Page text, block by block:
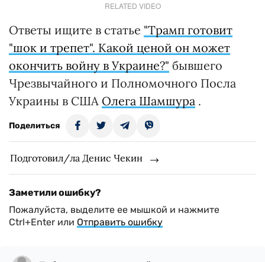
RELATED VIDEO
Ответы ищите в статье "Трамп готовит
"шок и трепет". Какой ценой он может
окончить войну в Украине?" бывшего
Чрезвычайного и Полномочного Посла
Украины в США Олега Шамшура .
Поделиться
Подготовил/ла Денис Чекин
Заметили ошибку?
Пожалуйста, выделите ее мышкой и нажмите
Ctrl+Enter или Отправить ошибку